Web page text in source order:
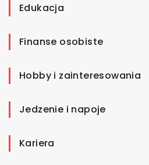
Edukacja
Finanse osobiste
Hobby i zainteresowania
Jedzenie i napoje
Kariera